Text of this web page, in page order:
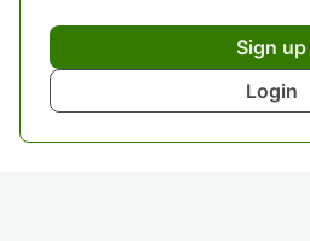
Sign up
Login